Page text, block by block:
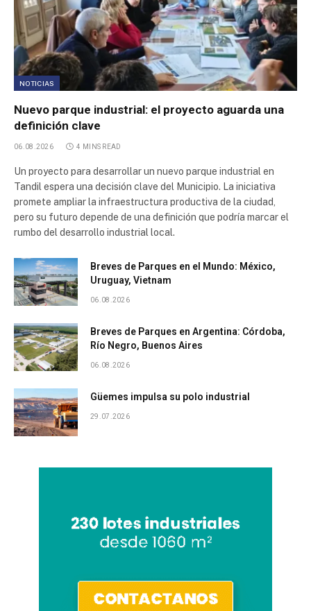
NOTICIAS
Nuevo parque industrial: el proyecto aguarda una
definición clave
06.08.2026 4 MINS READ
Un proyecto para desarrollar un nuevo parque industrial en
Tandil espera una decisión clave del Municipio. La iniciativa
promete ampliar la infraestructura productiva de la ciudad,
pero su futuro depende de una definición que podría marcar el
rumbo del desarrollo industrial local.
Breves de Parques en el Mundo: México,
Uruguay, Vietnam
06.08.2026
Breves de Parques en Argentina: Córdoba,
Río Negro, Buenos Aires
06.08.2026
Güemes impulsa su polo industrial
29.07.2026